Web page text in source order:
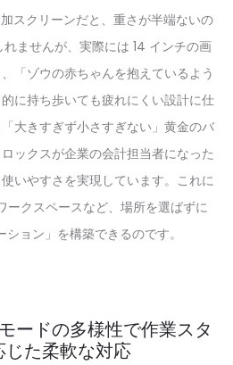
スクリーンだと、重さが半端ないの
ませんが、実際には 14 インチの画
「ゾウの赤ちゃんを抱えているよう
に持ち歩いても疲れにくい設計に仕
大きすぎず小さすぎない」黄金のバ
ックスが企業の会計担当者になった
いやすさを実現しています。これに
ークスペースなど、場所を選ばずに
ション」を構築できるのです。
ードの多様性で作業スタ
じた柔軟な対応